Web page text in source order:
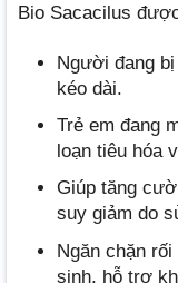
Bio Sacacilus
Người đang
kéo dài.
Trẻ em đang
loạn tiêu hóa
Giúp tăng
suy giảm do
Ngăn chặn
sinh, hỗ trợ